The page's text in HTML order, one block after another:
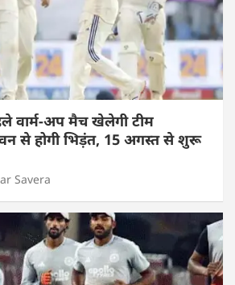
वार्म-अप मैच खेलेगी टीम
से होगी भिड़ंत, 15 अगस्त से शुरू
Savera